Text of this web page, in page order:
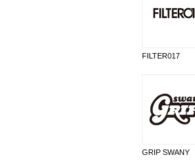
FILTER017
GRIP SWANY